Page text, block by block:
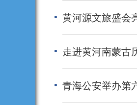
黄河源文旅盛会
走进黄河南蒙古
青海公安举办第